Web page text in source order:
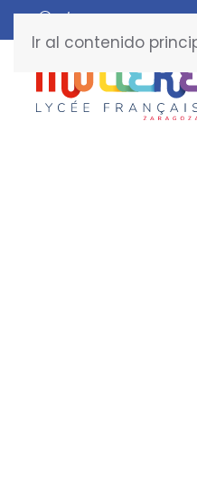
Ir al contenido
C/ De Manuel